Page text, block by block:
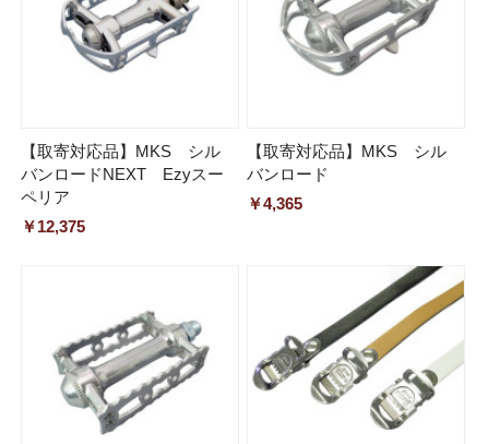
【取寄対応品】MKS シル
バンロードNEXT Ezyスー
ペリア
￥12,375
【取寄対応品】MKS シル
バンロード
￥4,365